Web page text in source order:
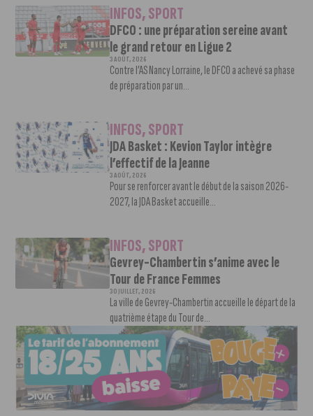
INFOS,SPORT
DFCO : une préparation sereine avant
le grand retour en Ligue 2
3 AOÛT, 2026
Contre l’AS Nancy Lorraine, le DFCO a achevé sa phase
de préparation par un...
INFOS,SPORT
JDA Basket : Kevion Taylor intègre
l’effectif de la Jeanne
3 AOÛT, 2026
Pour se renforcer avant le début de la saison 2026-
2027, la JDA Basket accueille...
INFOS,SPORT
Gevrey-Chambertin s’anime avec le
Tour de France Femmes
30 JUILLET, 2026
La ville de Gevrey-Chambertin accueille le départ de la
quatrième étape du Tour de...